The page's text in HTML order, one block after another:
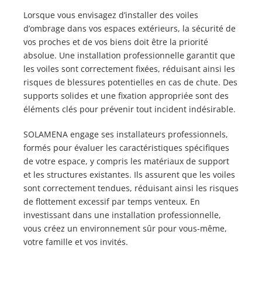
Lorsque vous envisagez d’installer des voiles
d’ombrage dans vos espaces extérieurs, la sécurité de
vos proches et de vos biens doit être la priorité
absolue. Une installation professionnelle garantit que
les voiles sont correctement fixées, réduisant ainsi les
risques de blessures potentielles en cas de chute. Des
supports solides et une fixation appropriée sont des
éléments clés pour prévenir tout incident indésirable.
SOLAMENA engage ses installateurs professionnels,
formés pour évaluer les caractéristiques spécifiques
de votre espace, y compris les matériaux de support
et les structures existantes. Ils assurent que les voiles
sont correctement tendues, réduisant ainsi les risques
de flottement excessif par temps venteux. En
investissant dans une installation professionnelle,
vous créez un environnement sûr pour vous-même,
votre famille et vos invités.